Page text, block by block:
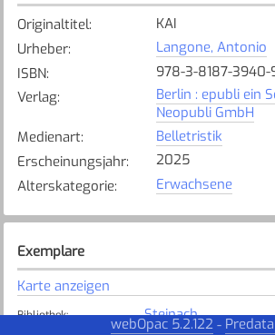
Originaltitel:
KAI
Urheber:
Langone, Antonio
ISBN:
978-3-8187-3940-
Verlag:
Berlin : epubli ein
Neopubli GmbH
Medienart:
Belletristik
Erscheinungsjahr:
2025
Alterskategorie: Erwachsene
Exemplare
Karte anzeigen
Bibliothek: Steinach
webOpac 5.2.122 -